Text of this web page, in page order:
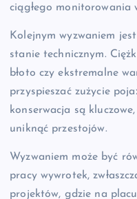
ciągłego monitorowania
Kolejnym wyzwaniem
stanie technicznym.
błoto czy ekstremalne
przyspieszać zużycie
konserwacja są
uniknąć przestojów.
Wyzwaniem może być
pracy wywrotek,
projektów, gdzie na